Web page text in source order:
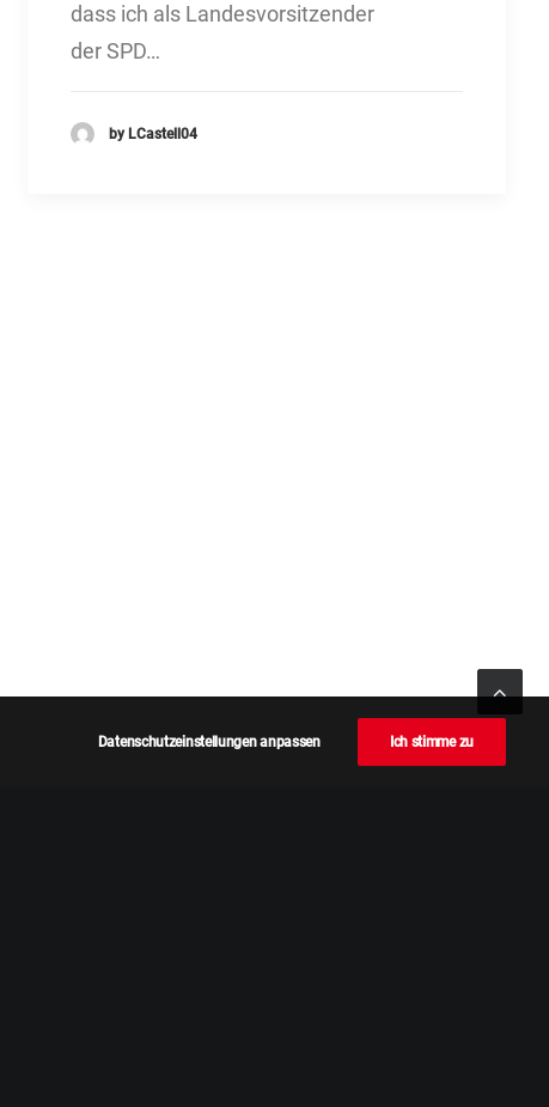
dass ich als Landesvorsitzender
der SPD…
by LCastell04
Datenschutzeinstellungen anpassen Ich stimme zu